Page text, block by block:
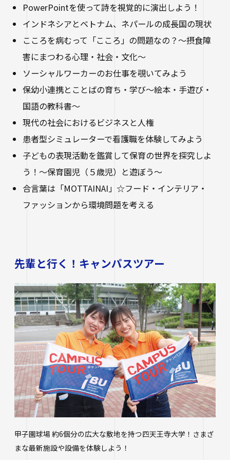
PowerPointを使って詩を視覚的に演出しよう！
インドネシアとベトナム、ネパールの成長国の現状
こころを病むって「こころ」の問題なの？～摂食障
害にまつわる心理・社会・文化～
ソーシャルワーカーのお仕事を覗いてみよう
保幼小連携とことばの育ち・学び～絵本・手遊び・
国語の教科書～
現代の社会におけるビジネスと人権
患者型シミュレーターで看護職を体験してみよう
子どもの表現活動を鑑賞して保育の世界を探究しよ
う！～保育園児（５歳児）と遊ぼう～
合言葉は「MOTTAINAI」☆フード・インテリア・
ファッションから環境問題を考える
先輩と行く！キャンパスツアー
甲子園球場 約6個分の広大な敷地を持つ四天王寺大学！さまざ
まな最新施設や設備を体験しよう！